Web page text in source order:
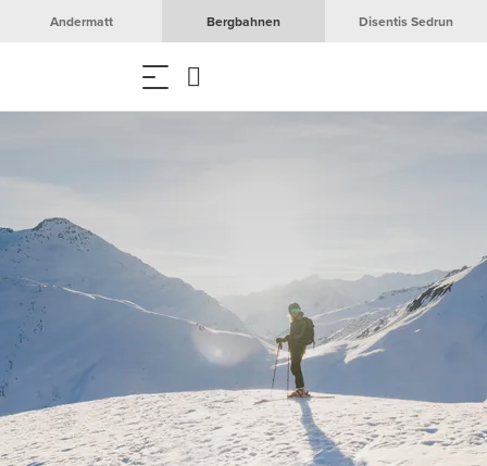
Andermatt Bergbahnen Disentis Sedrun